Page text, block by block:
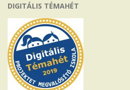
DIGITÁLIS TÉMAHÉT